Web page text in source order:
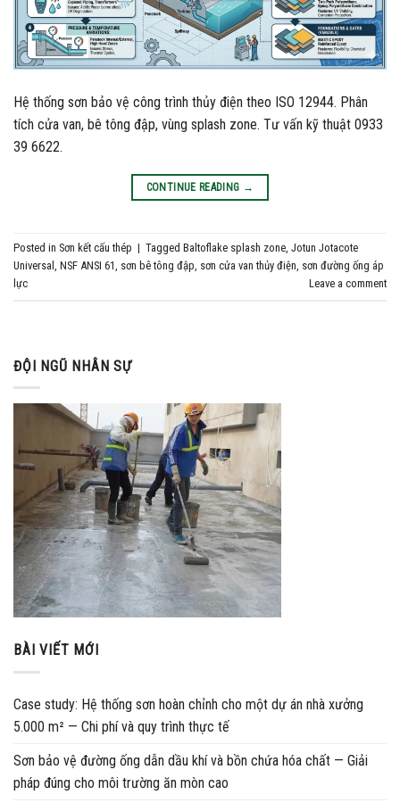
Hệ thống sơn bảo vệ công trình thủy điện theo ISO 12944. Phân
tích cửa van, bê tông đập, vùng splash zone. Tư vấn kỹ thuật 0933
39 6622.
CONTINUE READING →
Posted in Sơn kết cấu thép | Tagged Baltoflake splash zone, Jotun Jotacote
Universal , NSF ANSI 61, sơn bê tông đập, sơn cửa van thủy điện, sơn đường ống áp
lực
Leave a comment
ĐỘI NGŨ NHÂN SỰ
BÀI VIẾT MỚI
Case study: Hệ thống sơn hoàn chỉnh cho một dự án nhà xưởng
5.000 m² — Chi phí và quy trình thực tế
Sơn bảo vệ đường ống dẫn dầu khí và bồn chứa hóa chất — Giải
pháp đúng cho môi trường ăn mòn cao